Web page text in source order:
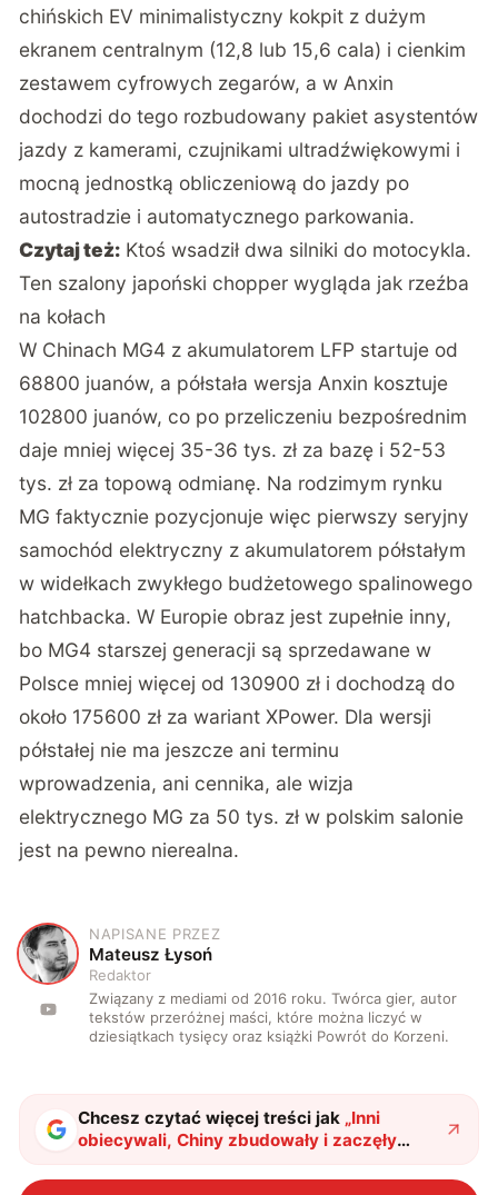
chińskich EV minimalistyczny kokpit z dużym
ekranem centralnym (12,8 lub 15,6 cala) i cienkim
zestawem cyfrowych zegarów, a w Anxin
dochodzi do tego rozbudowany pakiet asystentów
jazdy z kamerami, czujnikami ultradźwiękowymi i
mocną jednostką obliczeniową do jazdy po
autostradzie i automatycznego parkowania.
Czytaj też: Ktoś wsadził dwa silniki do motocykla.
Ten szalony japoński chopper wygląda jak rzeźba
na kołach
W Chinach MG4 z akumulatorem LFP startuje od
68800 juanów, a półstała wersja Anxin kosztuje
102800 juanów, co po przeliczeniu bezpośrednim
daje mniej więcej 35-36 tys. zł za bazę i 52-53
tys. zł za topową odmianę. Na rodzimym rynku
MG faktycznie pozycjonuje więc pierwszy seryjny
samochód elektryczny z akumulatorem półstałym
w widełkach zwykłego budżetowego spalinowego
hatchbacka. W Europie obraz jest zupełnie inny,
bo MG4 starszej generacji są sprzedawane w
Polsce mniej więcej od 130900 zł i dochodzą do
około 175600 zł za wariant XPower. Dla wersji
półstałej nie ma jeszcze ani terminu
wprowadzenia, ani cennika, ale wizja
elektrycznego MG za 50 tys. zł w polskim salonie
jest na pewno nierealna.
M
NAPISANE PRZEZ
Mateusz Łysoń
Redaktor
Związany z mediami od 2016 roku. Twórca gier, autor
tekstów przeróżnej maści, które można liczyć w
dziesiątkach tysięcy oraz książki Powrót do Korzeni.
Chcesz czytać więcej treści jak „Inni
obiecywali, Chiny zbudowały i zaczęły
sprzedawać. Takiego samochodu jeszcze
nie było"?